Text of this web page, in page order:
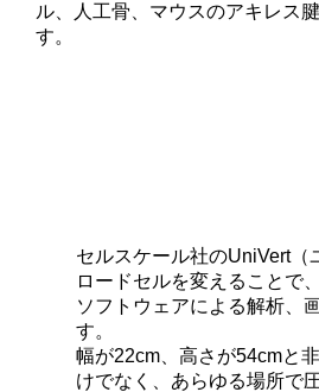
ル、人工骨、マウスのアキレス
す。
セルスケール社のUniVert
ロードセルを変えることで
ソフトウェアによる解析、
す。
幅が22cm、高さが54cmと
けでなく、あらゆる場所で